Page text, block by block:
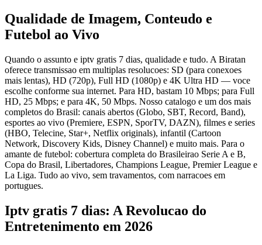
Qualidade de Imagem, Conteudo e
Futebol ao Vivo
Quando o assunto e iptv gratis 7 dias, qualidade e tudo. A Biratan
oferece transmissao em multiplas resolucoes: SD (para conexoes
mais lentas), HD (720p), Full HD (1080p) e 4K Ultra HD — voce
escolhe conforme sua internet. Para HD, bastam 10 Mbps; para Full
HD, 25 Mbps; e para 4K, 50 Mbps. Nosso catalogo e um dos mais
completos do Brasil: canais abertos (Globo, SBT, Record, Band),
esportes ao vivo (Premiere, ESPN, SporTV, DAZN), filmes e series
(HBO, Telecine, Star+, Netflix originals), infantil (Cartoon
Network, Discovery Kids, Disney Channel) e muito mais. Para o
amante de futebol: cobertura completa do Brasileirao Serie A e B,
Copa do Brasil, Libertadores, Champions League, Premier League e
La Liga. Tudo ao vivo, sem travamentos, com narracoes em
portugues.
Iptv gratis 7 dias: A Revolucao do
Entretenimento em 2026